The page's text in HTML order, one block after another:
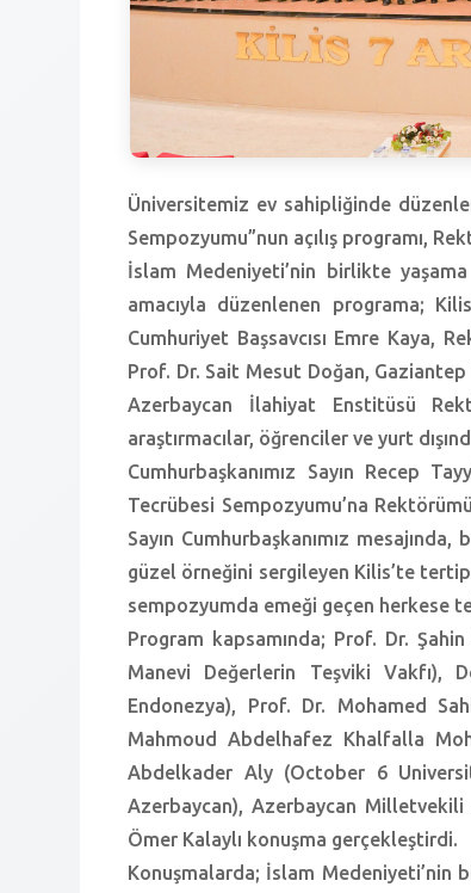
Üniversitemiz ev sahipliğinde
Sempozyumu”nun açılış programı,
İslam Medeniyeti’nin birlikte
amacıyla düzenlenen programa;
Cumhuriyet Başsavcısı Emre Kaya,
Prof. Dr. Sait Mesut Doğan,
Azerbaycan İlahiyat Enstitüsü
araştırmacılar, öğrenciler ve yurt
Cumhurbaşkanımız Sayın Recep
Tecrübesi Sempozyumu’na
Sayın Cumhurbaşkanımız
güzel örneğini sergileyen Kilis’te
sempozyumda emeği geçen herkese
Program kapsamında; Prof. Dr.
Manevi Değerlerin Teşviki Vakfı),
Endonezya), Prof. Dr. Mohamed
Mahmoud Abdelhafez Khalfalla
Abdelkader Aly (October 6
Azerbaycan), Azerbaycan
Ömer Kalaylı konuşma gerçekleştirdi.
Konuşmalarda; İslam Medeniyeti’nin